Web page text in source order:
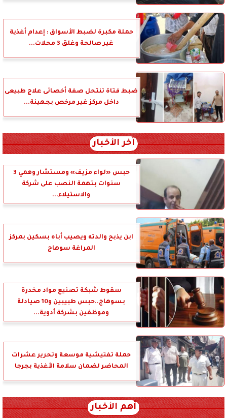
حملة مكبرة لضبط الأسواق : إعدام أغذية
غير صالحة وغلق 3 محلات...
ضبط فتاة تنتحل صفة أخصائى علاج طبيعى
داخل مركز غير مرخص بجهينة...
آخر الأخبار
حبس «لواء مزيف» ومستشار وهمي 3
سنوات بتهمة النصب على شركة
والاستيلاء...
ابن يذبح والدته ويصيب أباه بسكين بمركز
المراغة سوهاج
سقوط شبكة تصنيع مواد مخدرة
بسوهاج..حبس طبيبين و10 صيادلة
وموظفين بشركة أدوية...
حملة تفتيشية موسعة وتحرير عشرات
المحاضر لضمان سلامة الأغذية بجرجا
أهم الأخبار